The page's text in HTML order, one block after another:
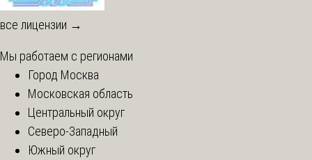
все лицензии →
Мы работаем с регионами
Город Москва
Московская область
Центральный округ
Северо-Западный
Южный округ